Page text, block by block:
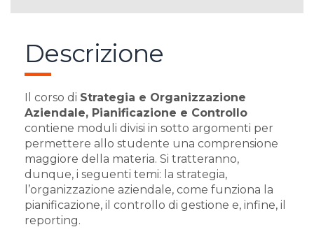
Descrizione
Il corso di Strategia e Organizzazione
Aziendale, Pianificazione e Controllo
contiene moduli divisi in sotto argomenti per
permettere allo studente una comprensione
maggiore della materia. Si tratteranno,
dunque, i seguenti temi: la strategia,
l’organizzazione aziendale, come funziona la
pianificazione, il controllo di gestione e, infine, il
reporting.